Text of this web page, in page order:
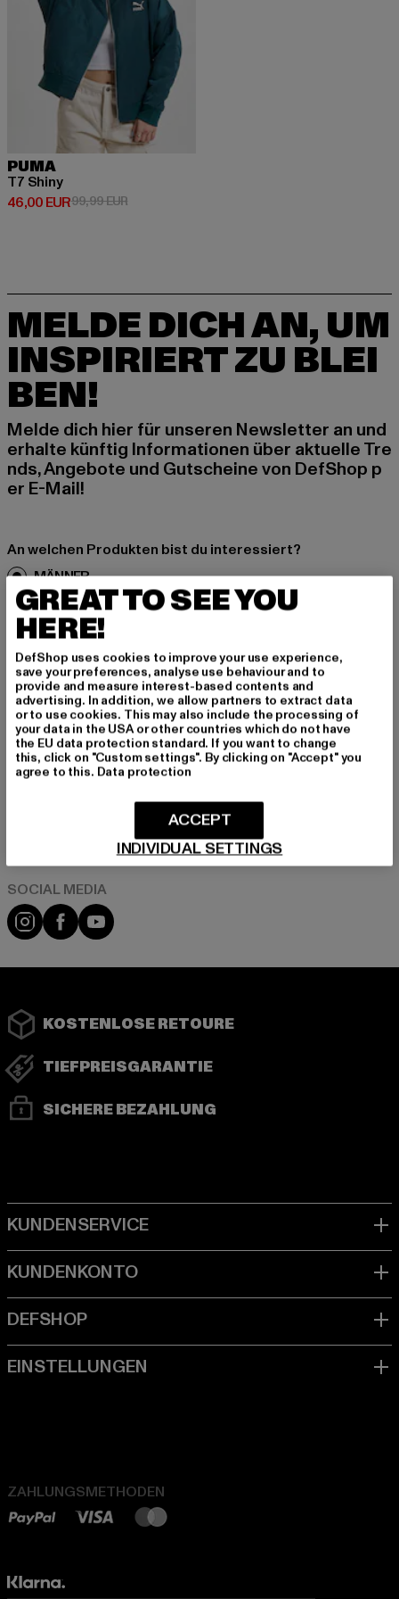
PUMA
T7 Shiny
46,00 EUR
Derzeitiger Preis: 46,00 EUR
99,99 EURAktionspreis: 99,99 EUR
MELDE DICH AN, UM
INSPIRIERT ZU BLEI
BEN!
Melde dich hier für unseren Newsletter an und
erhalte künftig Informationen über aktuelle Tre
nds, Angebote und Gutscheine von DefShop p
er E-Mail!
An welchen Produkten bist du interessiert?
MÄNNER
FRAUEN
E-MAIL
ANMELDEN
Informationen dazu, wie DefShop mit Deinen Daten umgeht, findest Du
in unserer Datenschutzerklärung. Du kannst Dich jederzeit kostenfei
abmelden.Datenschutzerklärung lesen.
Play market
Instagram
FacebookYouTube
KOSTENLOSE RETOURE
TIEFPREISGARANTIE
SICHERE BEZAHLUNG
ZAHLUNGSMETHODEN
GREAT TO SEE YOU
HERE!
DefShop uses cookies to improve your use experience,
save your preferences, analyse use behaviour and to
provide and measure interest-based contents and
advertising. In addition, we allow partners to extract data
or to use cookies. This may also include the processing of
your data in the USA or other countries which do not have
the EU data protection standard. If you want to change
this, click on "Custom settings". By clicking on "Accept" you
agree to this. Data protection
INDIVIDUAL SETTINGS
ACCEPT